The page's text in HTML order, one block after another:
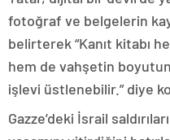
fotoğraf ve belgelerin
belirterek “Kanıt kitabı
hem de vahşetin
işlevi üstlenebilir.” diye
Gazze’deki İsrail